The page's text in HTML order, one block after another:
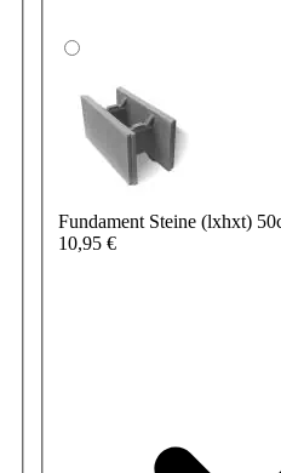
Fundament Steine (lxhxt)
10,95 €